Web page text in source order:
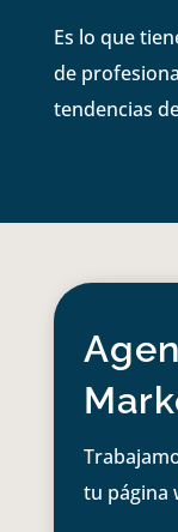
Es lo que
de
tendencias
tu página